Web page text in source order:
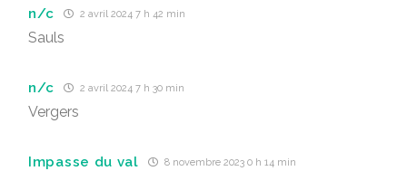
n/c 2 avril 2024 7 h 42 min
Sauls
n/c 2 avril 2024 7 h 30 min
Vergers
Impasse du val 8 novembre 2023 0 h 14 min